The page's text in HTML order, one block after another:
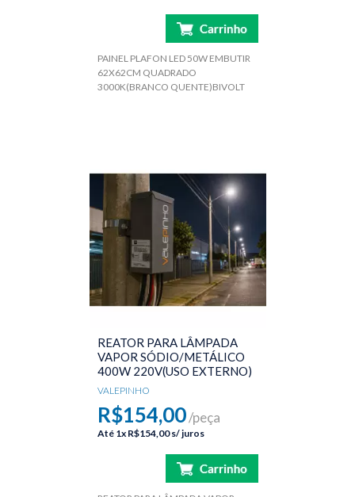
PAINEL PLAFON LED 50W EMBUTIR
62X62CM QUADRADO
3000K(BRANCO QUENTE)BIVOLT
REATOR PARA LÂMPADA
VAPOR SÓDIO/METÁLICO
400W 220V(USO EXTERNO)
VALEPINHO
R$154,00/peça
Até 1x R$154,00s/ juros